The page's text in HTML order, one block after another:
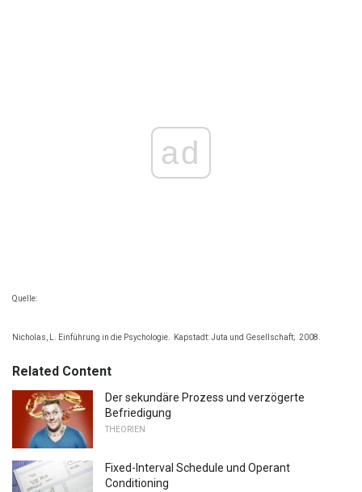
ad
Quelle:
Nicholas, L. Einführung in die Psychologie. Kapstadt: Juta und Gesellschaft; 2008.
Related Content
Der sekundäre Prozess und verzögerte
Befriedigung
THEORIEN
Fixed-Interval Schedule und Operant
Conditioning